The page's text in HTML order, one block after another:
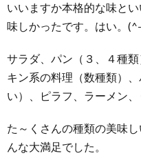
いいますか本格的な味と
味しかったです。はい。
サラダ、パン（３、４種
キン系の料理（数種類）
い）、ピラフ、ラーメン
た～くさんの種類の美味
んな大満足でした。